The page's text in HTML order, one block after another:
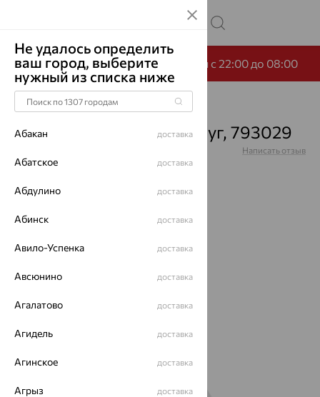
-65% по промокоду НОЧЬ сегодня с 22:00 до 08:00
Главная Каталог Жемчуг
Подвеска, золото, жемчуг, 793029
Написать отзыв
Не удалось определить
ваш город, выберите
нужный из списка ниже
Абакан доставка
Абатское доставка
Абдулино доставка
Абинск доставка
Авило-Успенка доставка
Авсюнино доставка
Агалатово доставка
Агидель доставка
Агинское доставка
Агрыз доставка